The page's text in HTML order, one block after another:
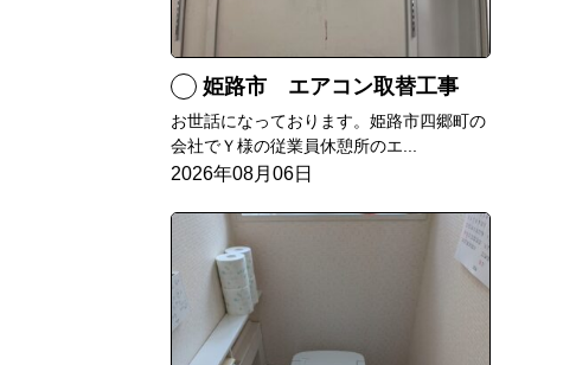
姫路市 エアコン取替工事
お世話になっております。姫路市四郷町の
会社でＹ様の従業員休憩所のエ...
2026年08月06日